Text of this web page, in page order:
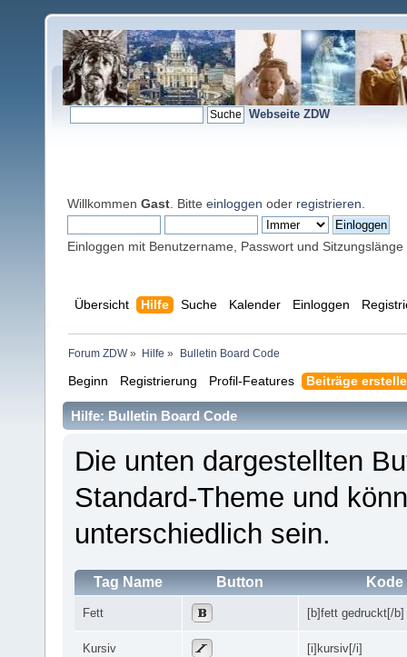
Webseite ZDW
Willkommen Gast . Bitte einloggen oder registrieren
Einloggen mit Benutzername, Passwort und Sitzungslänge
Übersicht Hilfe Suche Kalender Einloggen
Forum ZDW» Hilfe » Bulletin Board Code
Beginn Registrierung Profil-Features Beiträge
Hilfe: Bulletin Board Code
Die unten dargestellten
Standard-Theme und
unterschiedlich sein.
Tag Name Button Kode
Fett [b]fett gedruckt[/b]
Kursiv [i]kursiv[/i]